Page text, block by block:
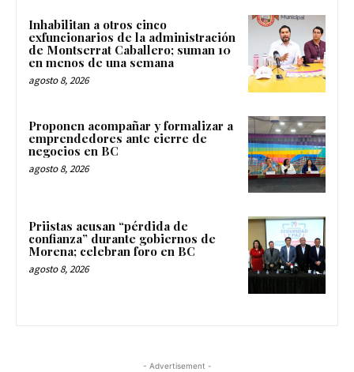
Inhabilitan a otros cinco
exfuncionarios de la administración
de Montserrat Caballero; suman 10
en menos de una semana
agosto 8, 2026
Proponen acompañar y formalizar a
emprendedores ante cierre de
negocios en BC
agosto 8, 2026
Priistas acusan “pérdida de
confianza” durante gobiernos de
Morena; celebran foro en BC
agosto 8, 2026
- Advertisement -